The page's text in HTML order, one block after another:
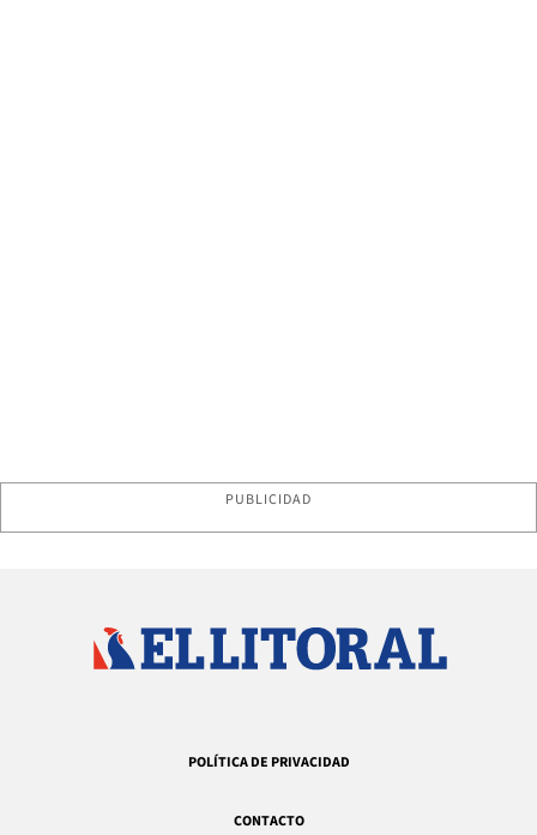
PUBLICIDAD
POLÍTICA DE PRIVACIDAD
CONTACTO